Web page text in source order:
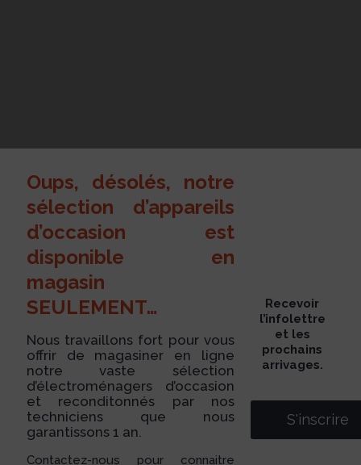
Oups, désolés, notre
sélection d’appareils
d’occasion est
disponible en
magasin
SEULEMENT…
Nous travaillons fort pour vous
offrir de magasiner en ligne
notre vaste sélection
d’électroménagers d’occasion
et reconditonnés par nos
techniciens que nous
garantissons 1 an.
Contactez-nous pour connaitre
Recevoir
l’infolettre
et les
prochains
arrivages.
S'inscrire